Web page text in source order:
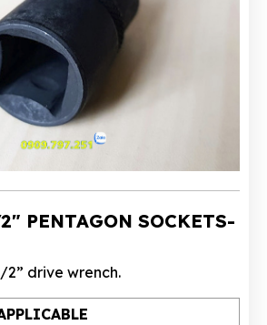
PENTAGON SOCKETS-
2” drive wrench.